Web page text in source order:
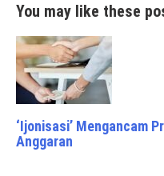
You may like these
‘Ijonisasi’ Mengancam
Anggaran